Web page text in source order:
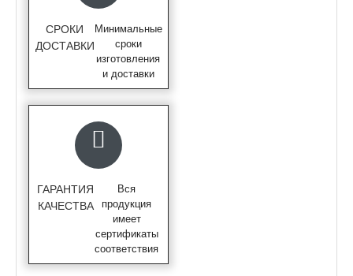
СРОКИ
ДОСТАВКИ
Минимальные
сроки
изготовления
и доставки
ГАРАНТИЯ
КАЧЕСТВА
Вся
продукция
имеет
сертификаты
соответствия